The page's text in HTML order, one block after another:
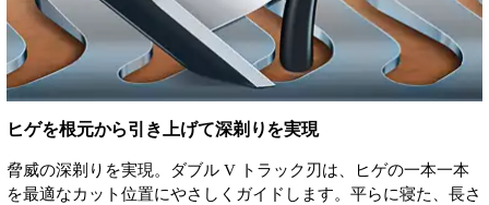
ヒゲを根元から引き上げて深剃りを実現
脅威の深剃りを実現。ダブル V トラック刃は、ヒゲの一本一本
を最適なカット位置にやさしくガイドします。平らに寝た、長さ